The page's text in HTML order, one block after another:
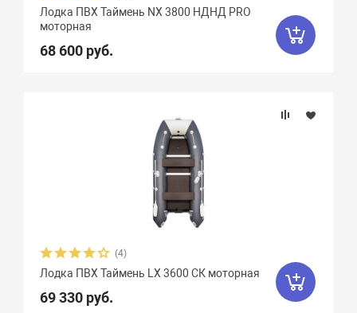
Лодка ПВХ Таймень NX 3800 НДНД PRO
моторная
68 600 руб.
(4)
Лодка ПВХ Таймень LX 3600 СК моторная
69 330 руб.